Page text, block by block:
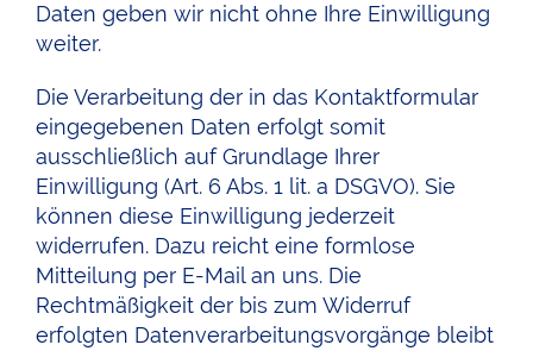
Daten geben wir nicht ohne Ihre Einwilligung
weiter.
Die Verarbeitung der in das Kontaktformular
eingegebenen Daten erfolgt somit
ausschließlich auf Grundlage Ihrer
Einwilligung (Art. 6 Abs. 1 lit. a DSGVO). Sie
können diese Einwilligung jederzeit
widerrufen. Dazu reicht eine formlose
Mitteilung per E-Mail an uns. Die
Rechtmäßigkeit der bis zum Widerruf
erfolgten Datenverarbeitungsvorgänge bleibt